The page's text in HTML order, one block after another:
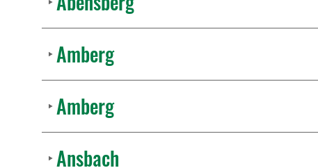
Amberg
Amberg
Ansbach